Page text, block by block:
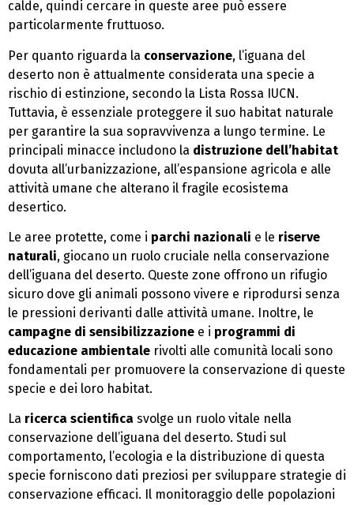
calde, quindi cercare in queste aree può essere
particolarmente fruttuoso.
Per quanto riguarda la conservazione, l’iguana del
deserto non è attualmente considerata una specie a
rischio di estinzione, secondo la Lista Rossa IUCN.
Tuttavia, è essenziale proteggere il suo habitat naturale
per garantire la sua sopravvivenza a lungo termine. Le
principali minacce includono la distruzione dell’habitat
dovuta all’urbanizzazione, all’espansione agricola e alle
attività umane che alterano il fragile ecosistema
desertico.
Le aree protette, come i parchi nazionali e le riserve
naturali, giocano un ruolo cruciale nella conservazione
dell’iguana del deserto. Queste zone offrono un rifugio
sicuro dove gli animali possono vivere e riprodursi senza
le pressioni derivanti dalle attività umane. Inoltre, le
campagne di sensibilizzazione e i programmi di
educazione ambientale rivolti alle comunità locali sono
fondamentali per promuovere la conservazione di queste
specie e dei loro habitat.
La ricerca scientifica svolge un ruolo vitale nella
conservazione dell’iguana del deserto. Studi sul
comportamento, l’ecologia e la distribuzione di questa
specie forniscono dati preziosi per sviluppare strategie di
conservazione efficaci. Il monitoraggio delle popolazioni